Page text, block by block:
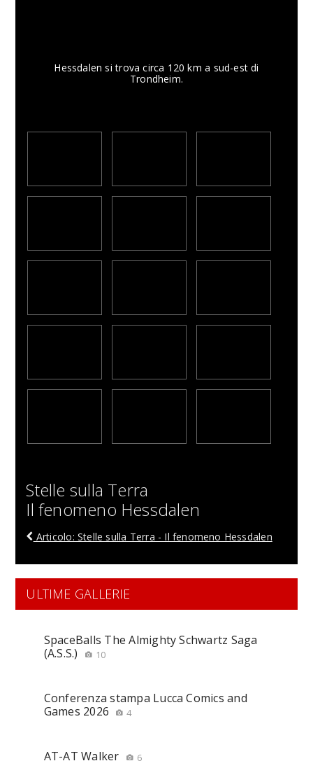
Hessdalen si trova circa 120 km a sud-est di
Trondheim.
Stelle sulla Terra
Il fenomeno Hessdalen
Articolo: Stelle sulla Terra - Il fenomeno Hessdalen
ULTIME GALLERIE
SpaceBalls The Almighty Schwartz Saga
(A.S.S.)
10
Conferenza stampa Lucca Comics and
Games 2026
4
AT-AT Walker 6